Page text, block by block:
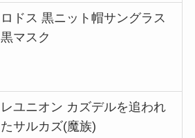
ロドス 黒ニット帽サングラス
黒マスク
レユニオン カズデルを追われ
たサルカズ(魔族)